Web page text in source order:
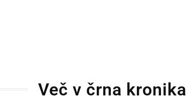
Več v črna kronika